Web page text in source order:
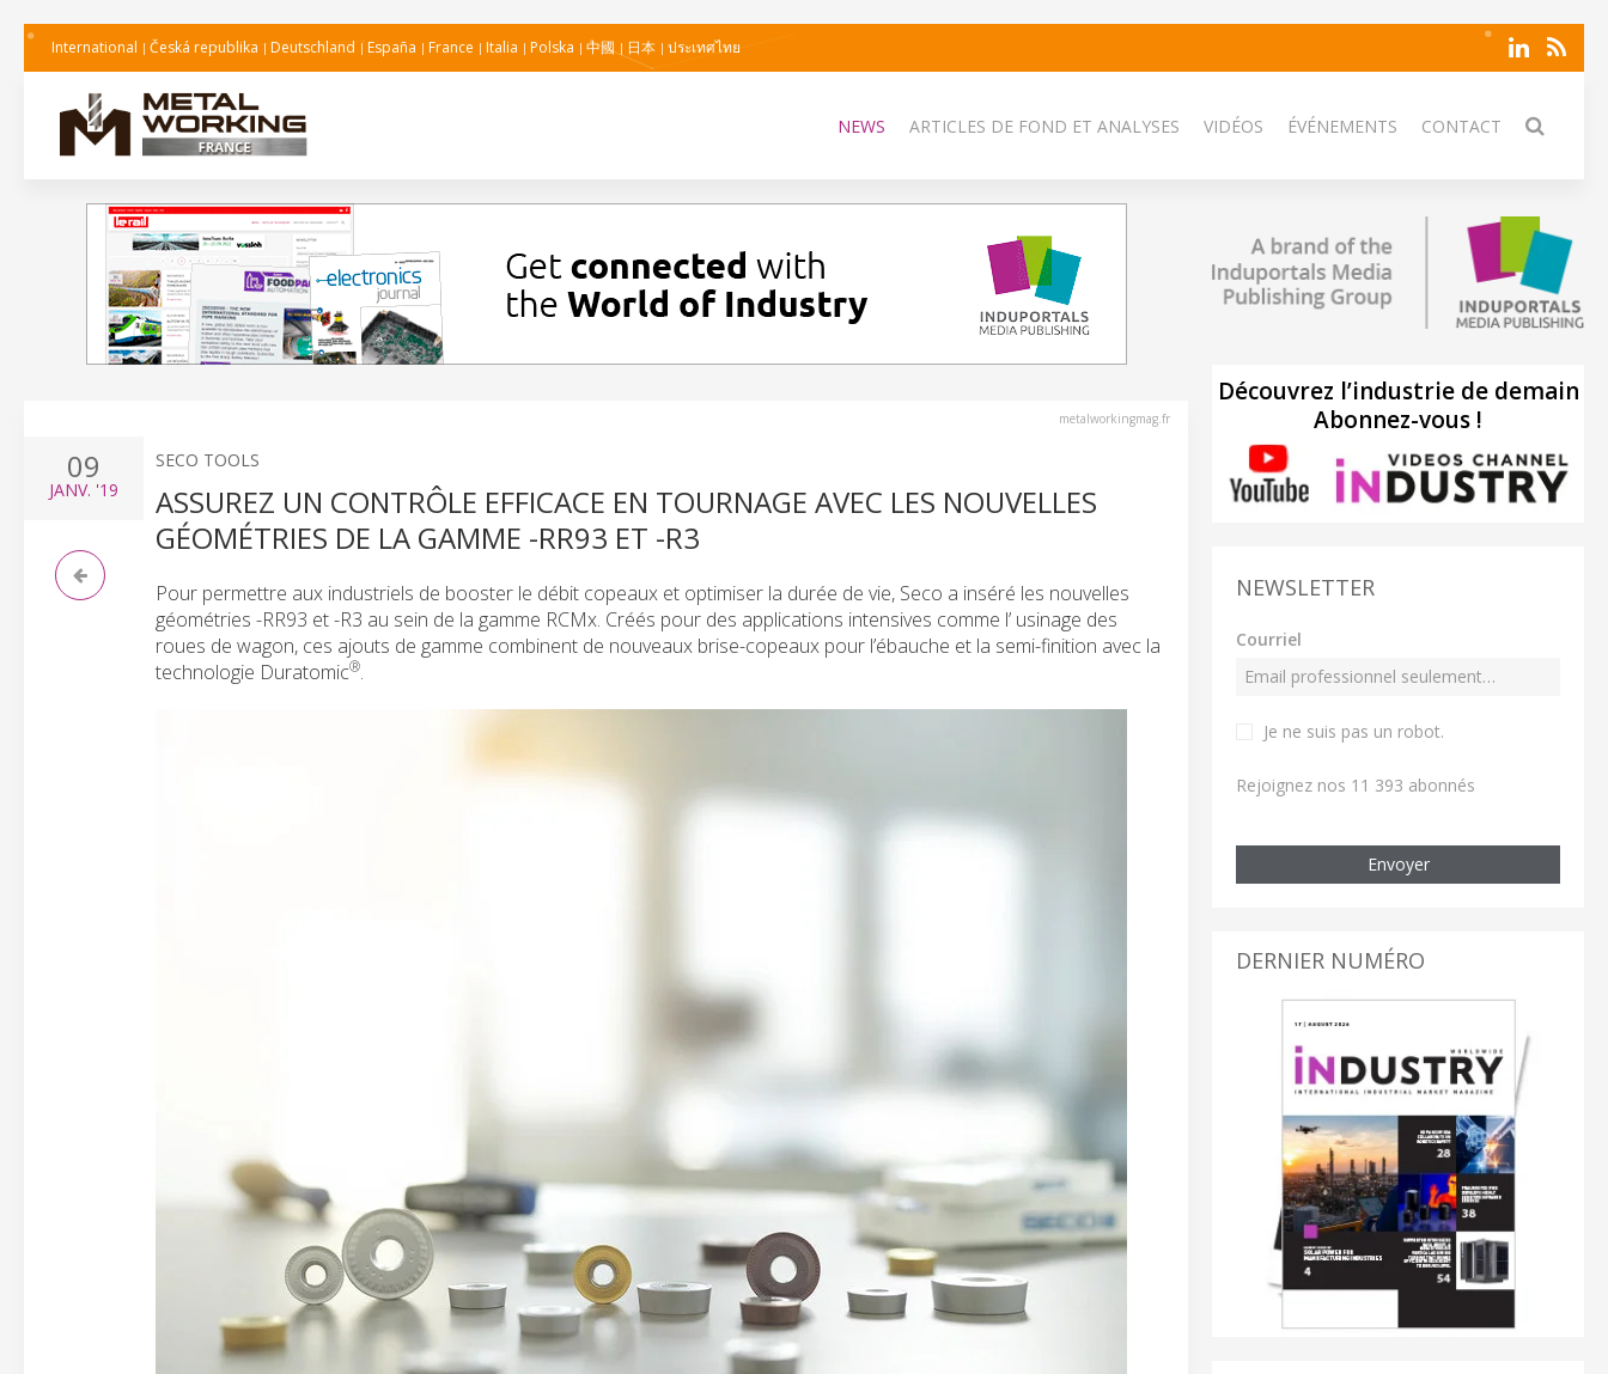
International Česká republika Deutschland España France Italia Polska 中國 日本 ประเทศไทย
NEWS ARTICLES DE FOND ET ANALYSES VIDÉOS ÉVÉNEMENTS CONTACT
metalworkingmag.fr
09
JANV. '19
SECO TOOLS
ASSUREZ UN CONTRÔLE EFFICACE EN TOURNAGE AVEC LES NOUVELLES
GÉOMÉTRIES DE LA GAMME -RR93 ET -R3
Pour permettre aux industriels de booster le débit copeaux et optimiser la durée de vie, Seco a inséré les nouvelles
géométries -RR93 et -R3 au sein de la gamme RCMx. Créés pour des applications intensives comme l’ usinage des
roues de wagon, ces ajouts de gamme combinent de nouveaux brise-copeaux pour l’ébauche et la semi-finition avec la
technologie Duratomic®.
Découvrez l’industrie de demain
Abonnez-vous !
NEWSLETTER
Courriel
Je ne suis pas un robot.
Rejoignez nos 11 393 abonnés
Envoyer
DERNIER NUMÉRO